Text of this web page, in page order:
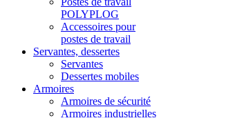
POLYPLOG
Accessoires pour
postes de travail
Servantes, dessertes
Servantes
Dessertes mobiles
Armoires
Armoires de sécurité
Armoires industrielles